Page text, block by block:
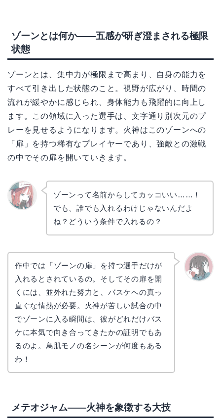
ゾーンとは何か——五感が研ぎ澄まされる極限
状態
ゾーンとは、集中力が極限まで高まり、自身の能力を
すべて引き出した状態のこと。視野が広がり、時間の
流れが緩やかに感じられ、身体能力も飛躍的に向上し
ます。この領域に入った選手は、文字通り別次元のプ
レーを見せるようになります。火神はこのゾーンへの
「扉」を持つ稀有なプレイヤーであり、強敵との激戦
の中でその扉を開いていきます。
ゾーンって名前からしてカッコいい……！
でも、誰でも入れるわけじゃないんだよ
ね？どういう条件で入れるの？
作中では「ゾーンの扉」を持つ選手だけが
入れるとされているの。そしてその扉を開
くには、並外れた努力と、バスケへの真っ
直ぐな情熱が必要。火神が苦しい試合の中
でゾーンに入る瞬間は、彼がどれだけバス
ケに本気で向き合ってきたかの証明でもあ
るのよ。鳥肌モノの名シーンが何度もある
わ！
メテオジャム——火神を象徴する大技